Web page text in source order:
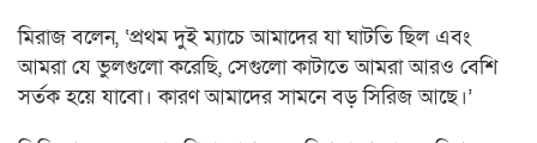
মিরাজ বলেন, ‘প্রথম দুই ম্যাচে আমাদের যা ঘাটতি ছিল এবং
আমরা যে ভুলগুলো করেছি, সেগুলো কাটাতে আমরা আরও বেশি
সর্তক হয়ে যাবো। কারণ আমাদের সামনে বড় সিরিজ আছে।’